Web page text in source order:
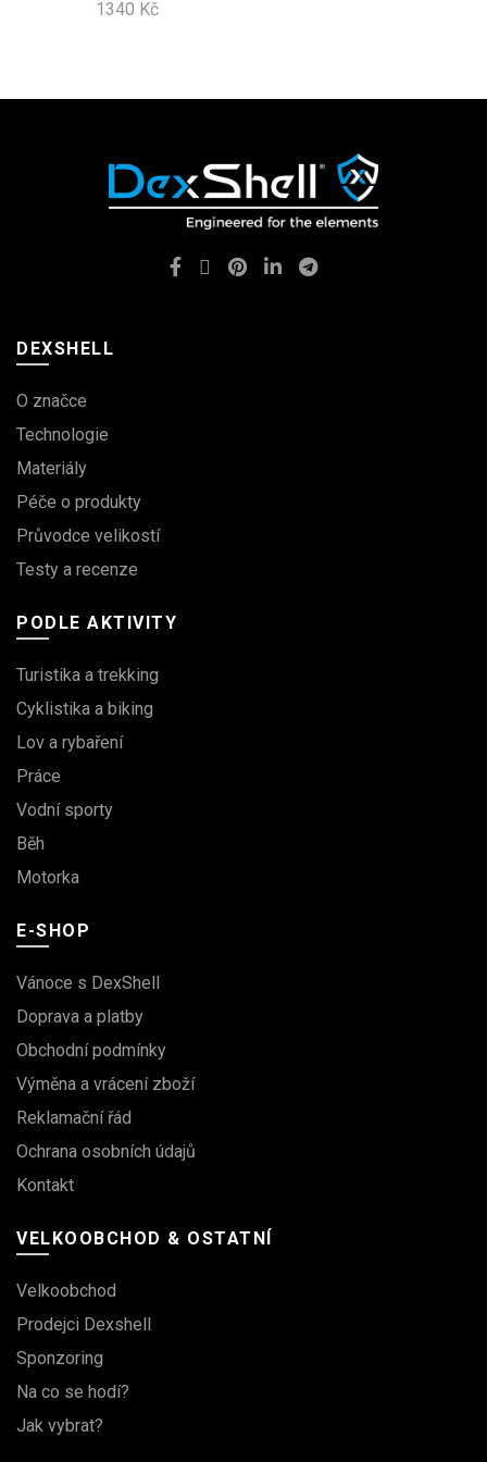
vybrat
stránce
produktu
1340 Kč
DEXSHELL
O značce
Technologie
Materiály
Péče o produkty
Průvodce velikostí
Testy a recenze
PODLE AKTIVITY
Turistika a trekking
Cyklistika a biking
Lov a rybaření
Práce
Vodní sporty
Běh
Motorka
E-SHOP
Vánoce s DexShell
Doprava a platby
Obchodní podmínky
Výměna a vrácení zboží
Reklamační řád
Ochrana osobních údajů
Kontakt
VELKOOBCHOD & OSTATNÍ
Velkoobchod
Prodejci Dexshell
Sponzoring
Na co se hodí?
Jak vybrat?